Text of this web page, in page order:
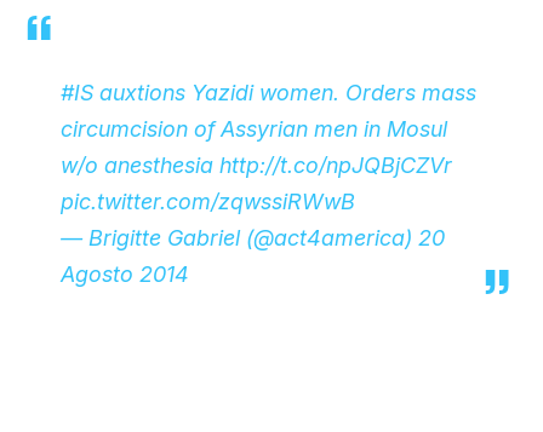
#IS auxtions Yazidi women. Orders mass
circumcision of Assyrian men in Mosul
w/o anesthesia http://t.co/npJQBjCZVr
pic.twitter.com/zqwssiRWwB
— Brigitte Gabriel (@act4america) 20
Agosto 2014